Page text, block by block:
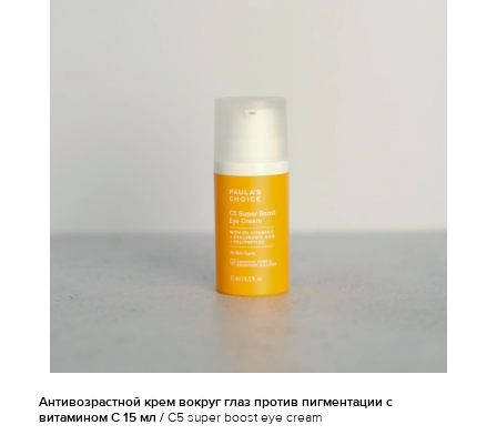
Антивозрастной крем вокруг глаз против пигментации с
витамином С 15 мл / C5 super boost eye cream